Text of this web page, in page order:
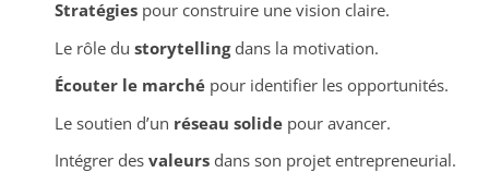
Stratégiespour construire une vision claire.
Le rôle du storytellingdans la motivation.
Écouter le marchépour identifier les opportunités.
Le soutien d’un réseau solidepour avancer.
Intégrer des valeursdans son projet entrepreneurial.